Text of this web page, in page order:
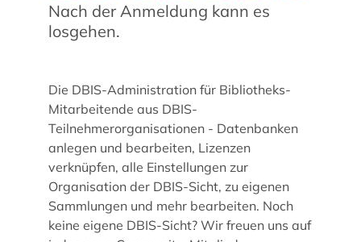
Nach der Anmeldung kann es
losgehen.
Die DBIS-Administration für Bibliotheks-
Mitarbeitende aus DBIS-
Teilnehmerorganisationen - Datenbanken
anlegen und bearbeiten, Lizenzen
verknüpfen, alle Einstellungen zur
Organisation der DBIS-Sicht, zu eigenen
Sammlungen und mehr bearbeiten. Noch
keine eigene DBIS-Sicht? Wir freuen uns auf